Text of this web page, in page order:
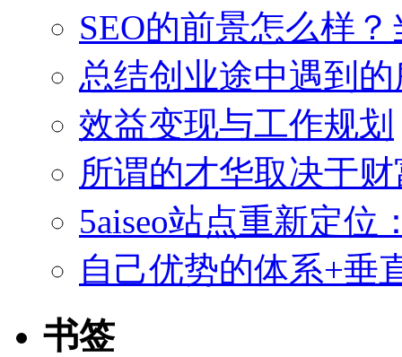
SEO的前景怎么样
总结创业途中遇到
效益变现与工作规划
所谓的才华取决于
5aiseo站点重新定位
自己优势的体系+垂
书签